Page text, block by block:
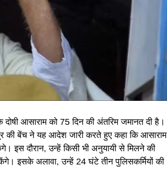
आसाराम को 75 दिन की अंतरिम जमानत दी है।
की बेंच ने यह आदेश जारी करते हुए कहा कि आसाराम
इस दौरान, उन्हें किसी भी अनुयायी से मिलने की
इसके अलावा, उन्हें 24 घंटे तीन पुलिसकर्मियों की